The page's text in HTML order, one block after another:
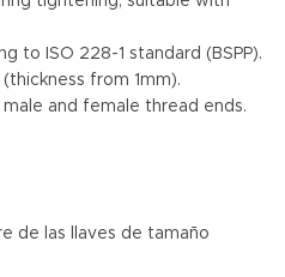
to ISO 228-1 standard (BSPP).
from 1mm).
and female thread ends.
de las llaves de tamaño